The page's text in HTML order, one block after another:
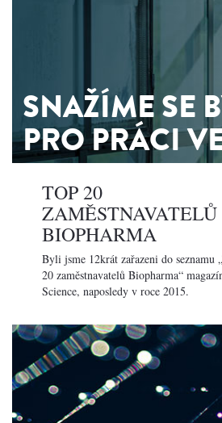
SNAŽÍME SE
PRO PRÁCI
TOP 20
ZAMĚSTNAVATELŮ
BIOPHARMA
Byli jsme 12krát zařazeni do seznamu
20 zaměstnavatelů Biopharma“
Science, naposledy v roce 2015.